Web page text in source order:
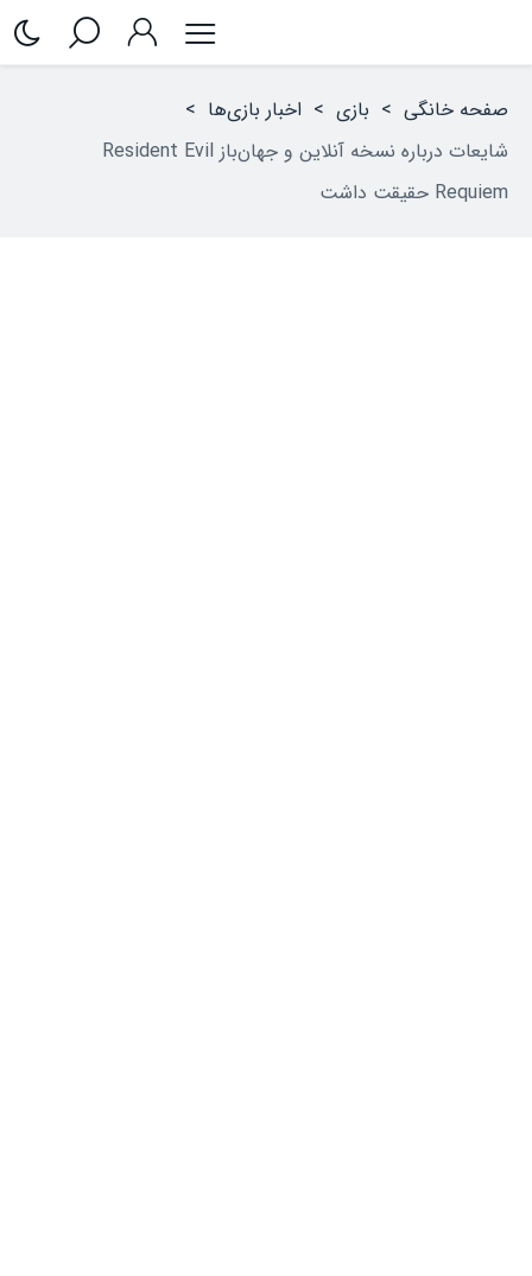
صفحه خانگی > بازی > اخبار بازی‌ها >
شایعات درباره نسخه آنلاین و جهان‌باز Resident Evil
Requiem حقیقت داشت